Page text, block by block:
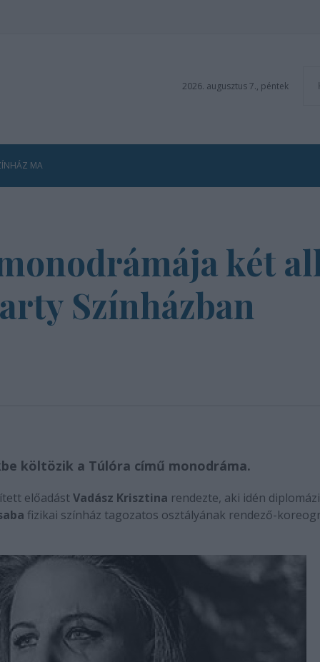
2026. augusztus 7., péntek
MA
két
Színházban
költözik a Túlóra című monodráma.
előadástVadász Krisztina rendezte, aki idén
fizikai színház tagozatos osztályának rendező-